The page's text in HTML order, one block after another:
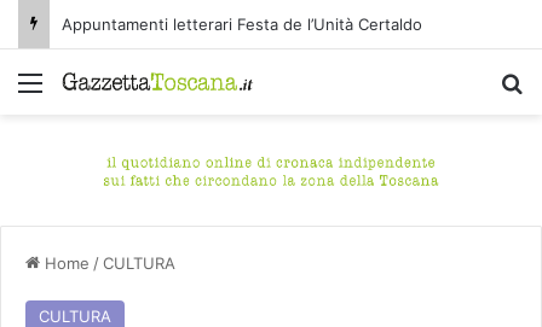
Appuntamenti letterari Festa de l’Unità Certaldo
Menu
Home /CULTURA
CULTURA